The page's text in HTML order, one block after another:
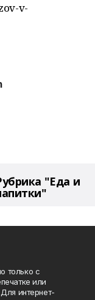
v-
"Еда и
только с
или
интернет-